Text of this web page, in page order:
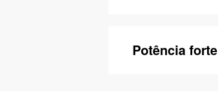
Potência forte